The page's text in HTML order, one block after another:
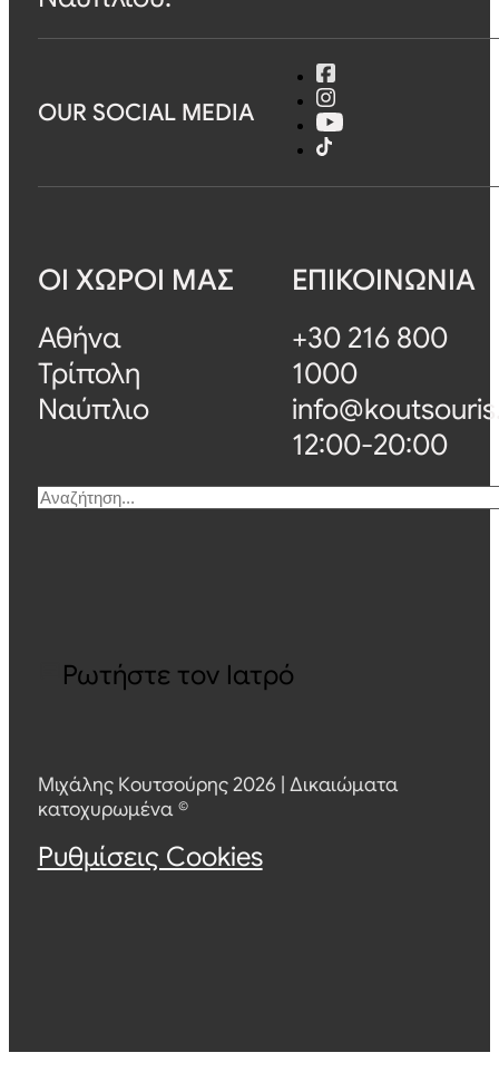
OUR SOCIAL MEDIA
ΟΙ ΧΩΡΟΙ ΜΑΣ
Αθήνα
Τρίπολη
Ναύπλιο
ΕΠΙΚΟΙΝΩΝΙΑ
+30 216 800
1000
12:00-20:00
Αναζήτηση
Ρωτήστε τον Ιατρό
Μιχάλης Κουτσούρης 2026 | Δικαιώματα
κατοχυρωμένα ©
Ρυθμίσεις Cookies